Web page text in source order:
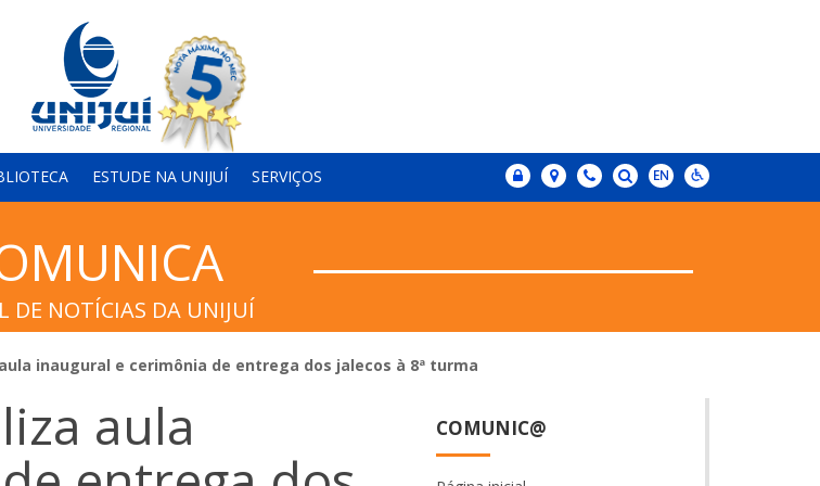
ESTUDE NA UNIJUÍ SERVIÇOS
DE NOTÍCIAS DA UNIJUÍ
inaugural e cerimônia de entrega dos jalecos à 8ª turma
aula
COMUNIC@